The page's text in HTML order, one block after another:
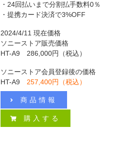
・24回払いまで分割払手数料0％
・提携カード決済で3%OFF
2024/4/11 現在価格
ソニーストア販売価格
HT-A9 286,000円（税込）
ソニーストア会員登録後の価格
HT-A9 257,400円（税込）
商品情報
購入する